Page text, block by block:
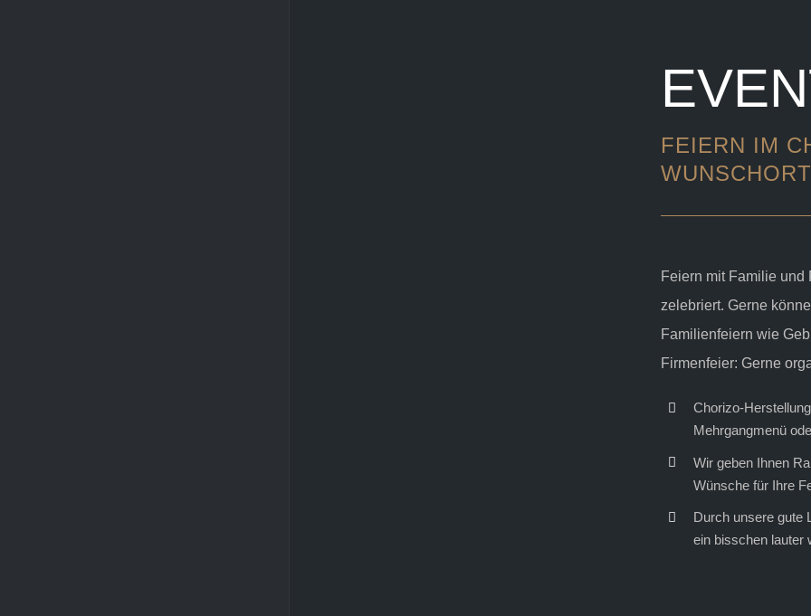
FEIERN IM
WUNSCHORT
Feiern mit Familie und
zelebriert. Gerne
Familienfeiern wie
Firmenfeier: Gerne
Chorizo-
Mehrgangmenü
Wir geben Ihnen
Wünsche für Ihre
Durch unsere gute
ein bisschen lauter